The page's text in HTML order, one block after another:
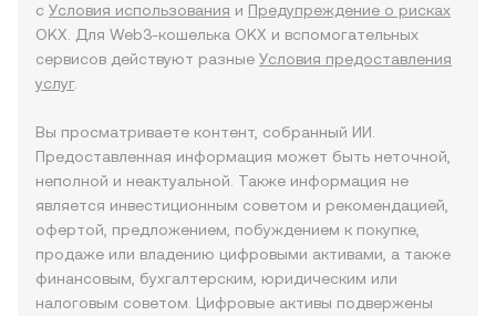
с Условия использования и Предупреждение о рисках
OKX. Для Web3-кошелька OKX и вспомогательных
сервисов действуют разные Условия предоставления
услуг.
Вы просматриваете контент, собранный ИИ.
Предоставленная информация может быть неточной,
неполной и неактуальной. Также информация не
является инвестиционным советом и рекомендацией,
офертой, предложением, побуждением к покупке,
продаже или владению цифровыми активами, а также
финансовым, бухгалтерским, юридическим или
налоговым советом. Цифровые активы подвержены